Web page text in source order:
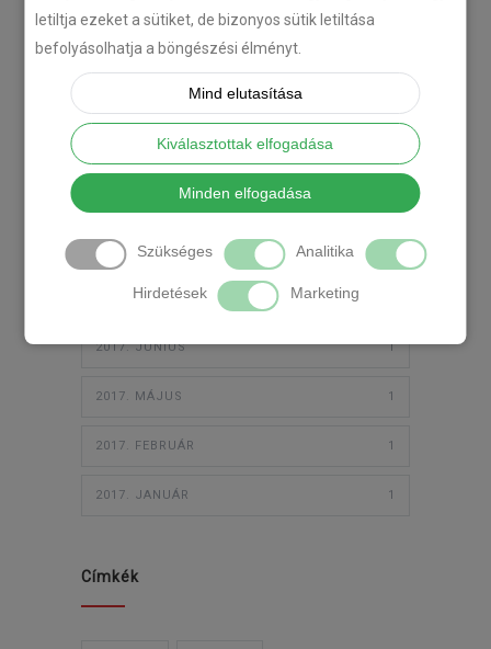
letiltja ezeket a sütiket, de bizonyos sütik letiltása
befolyásolhatja a böngészési élményt.
Mind elutasítása
Kiválasztottak elfogadása
Minden elfogadása
Szükséges Analitika
Hirdetések Marketing
2018. JÚLIUS
2018. JÚNIUS
2018. FEBRUÁR
2017. JÚLIUS
2017. JÚNIUS 1
2017. MÁJUS 1
2017. FEBRUÁR 1
2017. JANUÁR 1
Címkék